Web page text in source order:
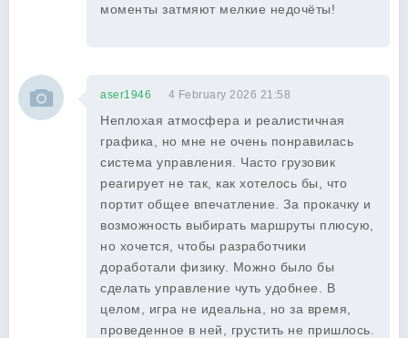
моменты затмяют мелкие недочёты!
aser1946 4 February 2026 21:58
Неплохая атмосфера и реалистичная
графика, но мне не очень понравилась
система управления. Часто грузовик
реагирует не так, как хотелось бы, что
портит общее впечатление. За прокачку и
возможность выбирать маршруты плюсую,
но хочется, чтобы разработчики
доработали физику. Можно было бы
сделать управление чуть удобнее. В
целом, игра не идеальна, но за время,
проведенное в ней, грустить не пришлось.